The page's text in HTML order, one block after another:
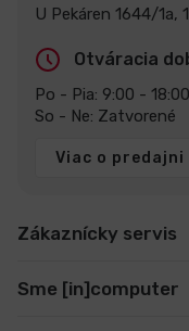
U Pekáren 1644/1a,
Otváracia
Po - Pia: 9:00 - 18:00
So - Ne: Zatvorené
Viac o predajni
Zákaznícky servis
Sme [in]computer